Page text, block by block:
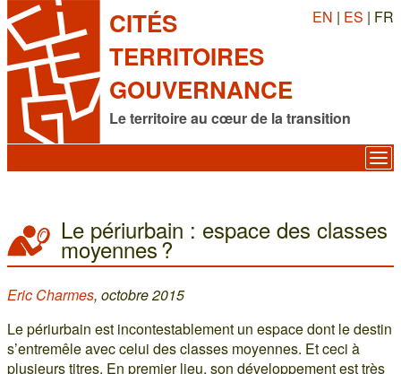
CITÉS
TERRITOIRES
GOUVERNANCE
Le territoire au cœur de la transition
EN | ES | FR
Le périurbain : espace des classes
moyennes ?
Eric Charmes, octobre 2015
Le périurbain est incontestablement un espace dont le destin
s’entremêle avec celui des classes moyennes. Et ceci à
plusieurs titres. En premier lieu, son développement est très